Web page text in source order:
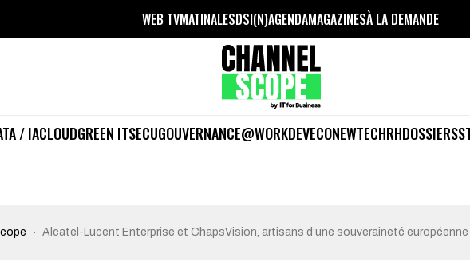
WEB TVMATINALESDSI(N)AGENDAMAGAZINESÀ LA DEMANDE
/ IACLOUDGREEN ITSECUGOUVERNANCE@WORKDEVECONEWTECHRHDOSSIERS
Alcatel-Lucent Enterprise et ChapsVision, artisans d’une souveraineté européenne